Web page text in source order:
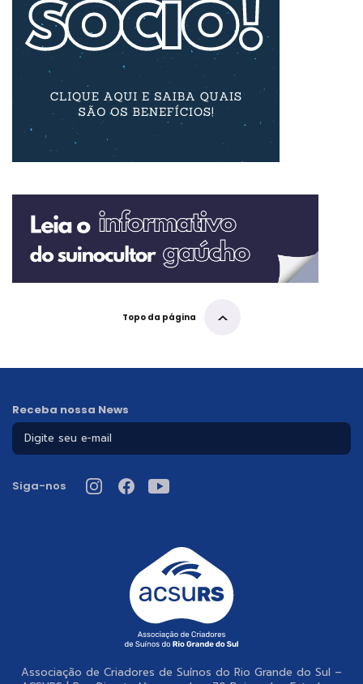
Topo da página
Receba nossa News
Siga-nos
Associação de Criadores de Suínos do Rio Grande do Sul –